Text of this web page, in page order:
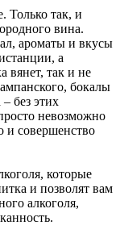
Только так, и
вина.
ароматы и вкусы
а
вянет, так и не
бокалы
без этих
невозможно
и совершенство
которые
и позволят вам
алкоголя,